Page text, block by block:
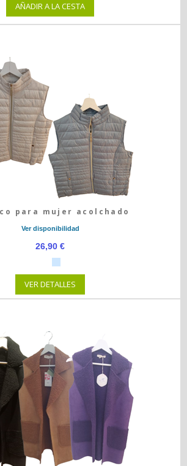
AÑADIR A LA CESTA
para mujer acolchado
Ver disponibilidad
26,90 €
VER DETALLES